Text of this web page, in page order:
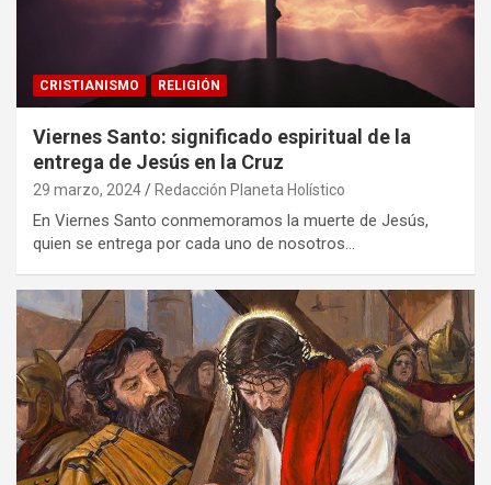
CRISTIANISMO RELIGIÓN
Viernes Santo: significado espiritual de la
entrega de Jesús en la Cruz
29 marzo, 2024 Redacción Planeta Holístico
En Viernes Santo conmemoramos la muerte de Jesús,
quien se entrega por cada uno de nosotros…